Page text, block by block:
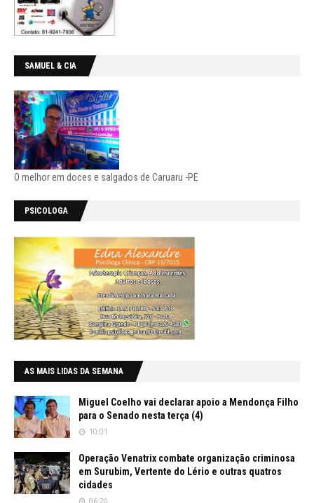
SAMUEL & CIA
O melhor em doces e salgados de Caruaru -PE
PSICOLOGA
AS MAIS LIDAS DA SEMANA
Miguel Coelho vai declarar apoio a Mendonça Filho
para o Senado nesta terça (4)
10:01
Operação Venatrix combate organização criminosa
em Surubim, Vertente do Lério e outras quatros
cidades
06:20